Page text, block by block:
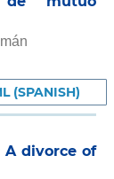
(SPANISH)
A divorce of